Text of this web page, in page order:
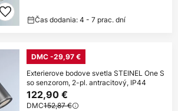
Čas dodania: 4 - 7 prac. dní
DMC -29,97 €
Exterierove bodove svetla STEINEL One S
so senzorom, 2-pl. antracitový, IP44
122,90 €
DMC152,87 €